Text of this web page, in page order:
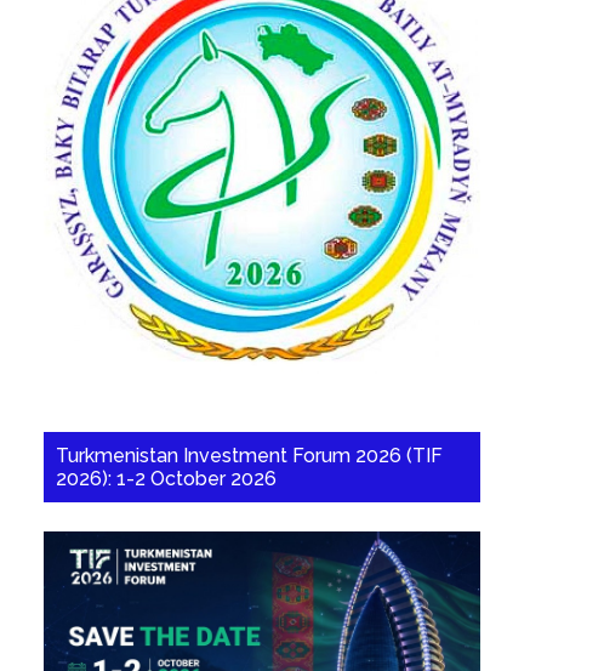
Turkmenistan Investment Forum 2026 (TIF
2026): 1-2 October 2026